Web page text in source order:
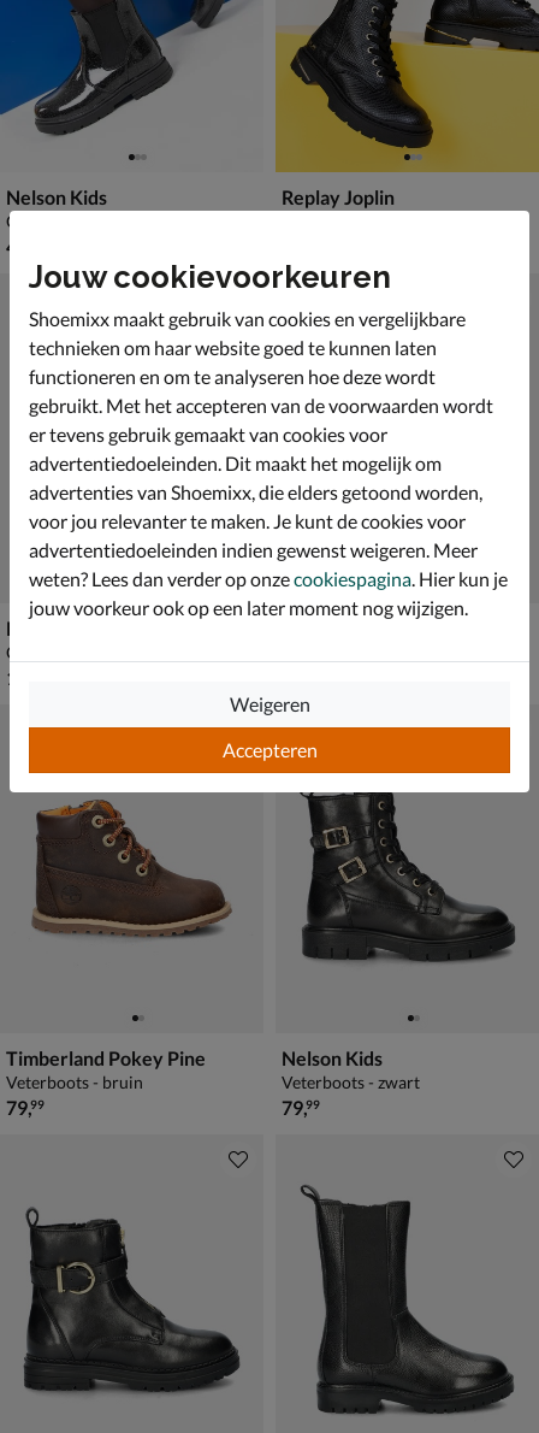
Nelson Kids
Chelseaboots - zwart
€ 49,99
49
Replay Joplin
Blundstone 2593
Chelseaboots - beige
€ 129,99
129
Timberland Pokey Pine
Veterboots - bruin
€ 79,99
79,99
Nelson Kids
Veterboots - zwart
€ 79,99
79,99
Jouw cookievoorkeuren
Shoemixx maakt gebruik van cookies en vergelijkbare
technieken om haar website goed te kunnen laten
functioneren en om te analyseren hoe deze wordt
gebruikt. Met het accepteren van de voorwaarden wordt
er tevens gebruik gemaakt van cookies voor
advertentiedoeleinden. Dit maakt het mogelijk om
advertenties van Shoemixx, die elders getoond worden,
voor jou relevanter te maken. Je kunt de cookies voor
advertentiedoeleinden indien gewenst weigeren. Meer
weten? Lees dan verder op onzecookiespagina . Hier kun je
jouw voorkeur ook op een later moment nog wijzigen.
Accepteren
Weigeren